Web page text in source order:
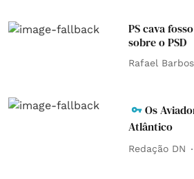
PS cava
sobre o PSD
Rafael
Os
Atlântico
Redação DN